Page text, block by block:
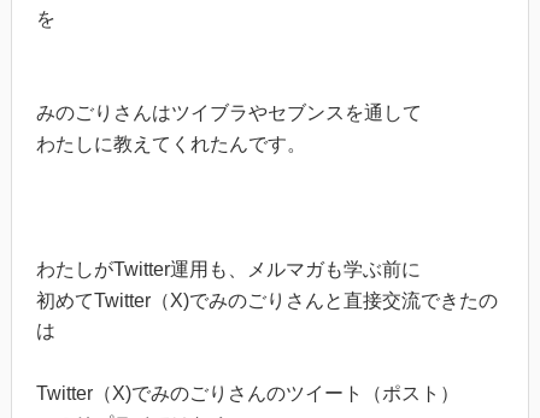
を
みのごりさんはツイブラやセブンスを通して
わたしに教えてくれたんです。
わたしがTwitter運用も、メルマガも学ぶ前に
初めてTwitter（X)でみのごりさんと直接交流できたの
は
Twitter（X)でみのごりさんのツイート（ポスト）